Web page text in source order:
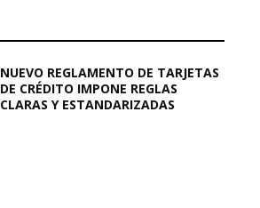
NUEVO REGLAMENTO DE TARJETAS
DE CRÉDITO IMPONE REGLAS
CLARAS Y ESTANDARIZADAS